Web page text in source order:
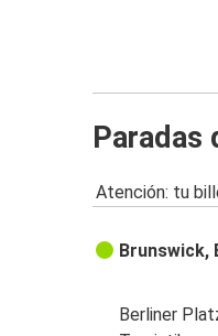
Paradas
Atención: tu
Brunswick,
Berliner